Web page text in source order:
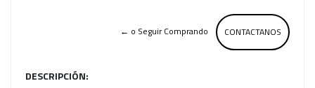
CONTACTANOS
← o Seguir Comprando
DESCRIPCIÓN: